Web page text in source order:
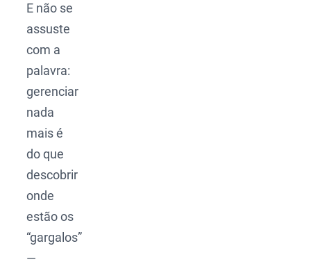
E não se
assuste
com a
palavra:
gerenciar
nada
mais é
do que
descobrir
onde
estão os
“gargalos”
—